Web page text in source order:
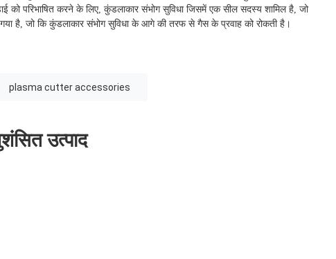
को परिभाषित करने के लिए, कुंडलाकार संभोग सुविधा जिसमें एक सील सदस्य शामिल है, जो
है, जो कि कुंडलाकार संभोग सुविधा के आगे की तरफ से गैस के प्रवाह को रोकती है।
plasma cutter accessories
उत्पाद